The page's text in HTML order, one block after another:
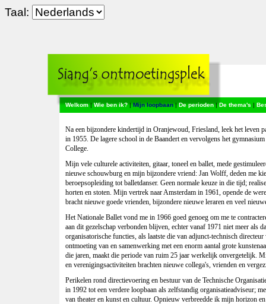
Taal:
Welkom|Wie ben ik?|Mijn loopbaan|De perioden|De thema's |
Na een bijzondere kindertijd in Oranjewoud, Friesland, leek het leven
in 1955. De lagere school in de Baandert en vervolgens het
College.
Mijn vele culturele activiteiten, gitaar, toneel en ballet, mede
nieuwe schouwburg en mijn bijzondere vriend: Jan Wolff, deden me
beroepsopleiding tot balletdanser. Geen normale keuze in die tijd;
horten en stoten. Mijn vertrek naar Amsterdam in 1961, opende de
bracht nieuwe goede vrienden, bijzondere nieuwe leraren en veel
Het Nationale Ballet vond me in 1966 goed genoeg om me te
aan dit gezelschap verbonden blijven, echter vanaf 1971 niet meer als
organisatorische functies, als laatste die van adjunct-technisch
ontmoeting van en samenwerking met een enorm aantal grote
die jaren, maakt die periode van ruim 25 jaar werkelijk onvergetelijk.
en verenigingsactiviteiten brachten nieuwe collega's, vrienden en
Perikelen rond directievoering en bestuur van de Technische
in 1992 tot een verdere loopbaan als zelfstandig organisatieadviseur;
van theater en kunst en cultuur. Opnieuw verbreedde ik mijn horizon